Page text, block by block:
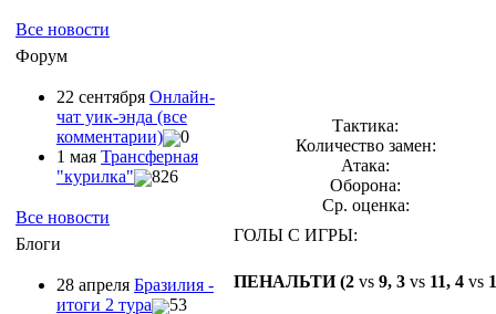
Все новости
Форум
22 сентября Онлайн-
чат уик-энда (все
комментарии)
0
1 мая Трансферная
"курилка"
826
Все новости
Блоги
28 апреля Бразилия -
итоги 2 тура
53
Тактика:
Количество замен:
Атака:
Оборона:
Ср. оценка:
ГОЛЫ С ИГРЫ:
ПЕНАЛЬТИ (2 vs 9, 3 vs 11, 4 vs